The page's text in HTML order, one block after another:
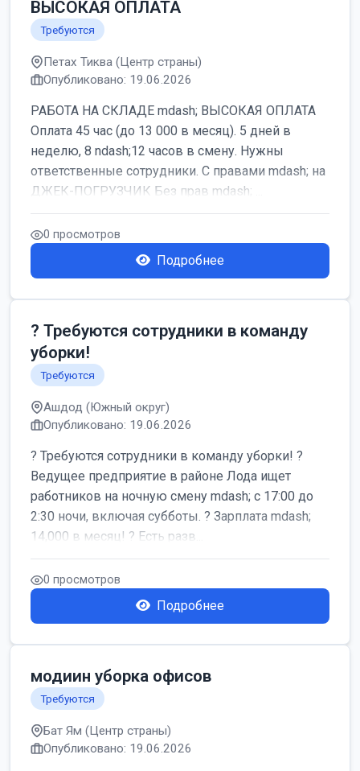
ВЫСОКАЯ ОПЛАТА
Требуются
Петах Тиква (Центр страны)
Опубликовано: 19.06.2026
РАБОТА НА СКЛАДЕ mdash; ВЫСОКАЯ ОПЛАТА
Оплата 45 час (до 13 000 в месяц). 5 дней в
неделю, 8 ndash;12 часов в смену. Нужны
ответственные сотрудники. С правами mdash; на
ДЖЕК-ПОГРУЗЧИК Без прав mdash; ...
0 просмотров
Подробнее
? Требуются сотрудники в команду
уборки!
Требуются
Ашдод (Южный округ)
Опубликовано: 19.06.2026
? Требуются сотрудники в команду уборки! ?
Ведущее предприятие в районе Лода ищет
работников на ночную смену mdash; с 17:00 до
2:30 ночи, включая субботы. ? Зарплата mdash;
14,000 в месяц! ? Есть разв...
0 просмотров
Подробнее
модиин уборка офисов
Требуются
Бат Ям (Центр страны)
Опубликовано: 19.06.2026